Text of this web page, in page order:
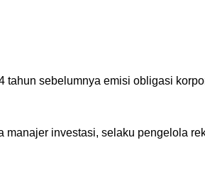
tahun sebelumnya emisi obligasi
investasi, selaku pengelola